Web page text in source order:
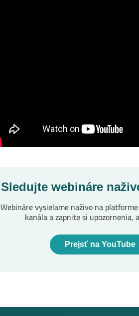
Sledujte webináre
Webináre vysielame naživo na
kanála a zapnite si upozornenia,
Prejsť na YouTube